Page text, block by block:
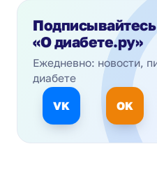
«О диабете.ру»
Ежедневно: новости,
диабете
VK OK